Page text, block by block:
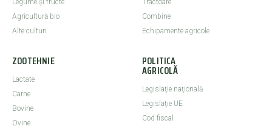
Agricultură bio
Alte culturi
Combine
Echipamente agricole
ZOOTEHNIE
Lactate
Carne
Bovine
Ovine
POLITICA
AGRICOLĂ
Legislaţie naţională
Legislaţie UE
Cod fiscal